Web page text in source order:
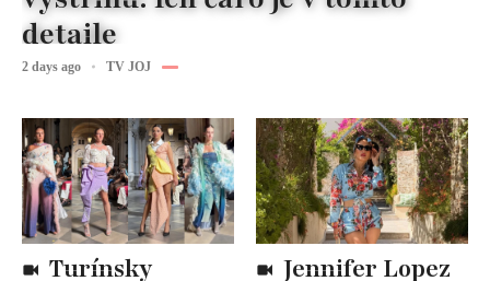
detaile
2 days ago TV JOJ